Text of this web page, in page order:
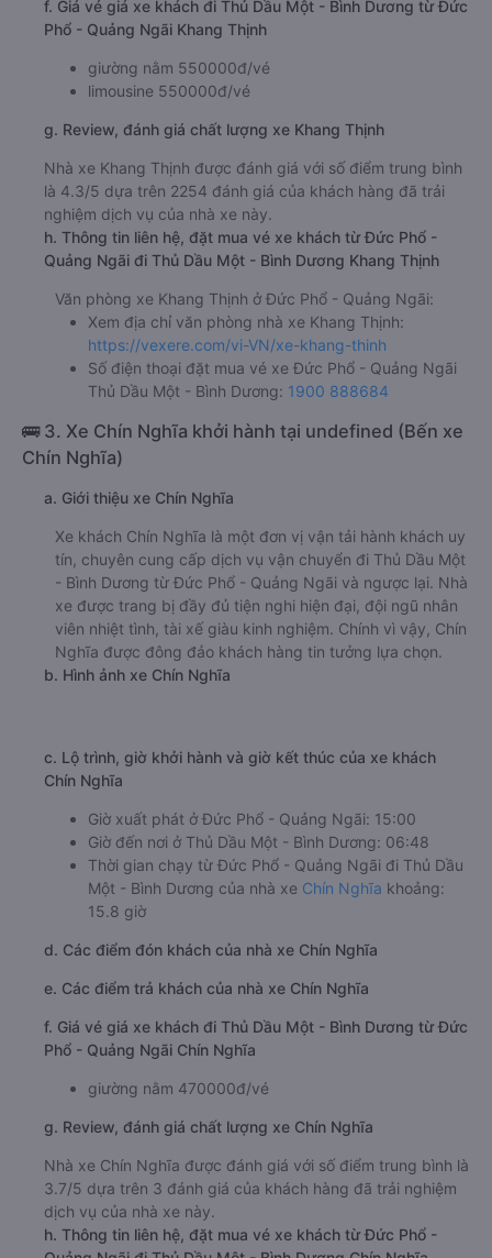
f. Giá vé giá xe khách đi Thủ Dầu Một - Bình Dương từ Đức
Phổ - Quảng Ngãi Khang Thịnh
giường nằm 550000đ/vé
limousine 550000đ/vé
g. Review, đánh giá chất lượng xe Khang Thịnh
Nhà xe Khang Thịnh được đánh giá với số điểm trung bình
là 4.3/5 dựa trên 2254 đánh giá của khách hàng đã trải
nghiệm dịch vụ của nhà xe này.
h. Thông tin liên hệ, đặt mua vé xe khách từ Đức Phổ -
Quảng Ngãi đi Thủ Dầu Một - Bình Dương Khang Thịnh
Văn phòng xe Khang Thịnh ở Đức Phổ - Quảng Ngãi:
Xem địa chỉ văn phòng nhà xe Khang Thịnh:
https://vexere.com/vi-VN/xe-khang-thinh
Số điện thoại đặt mua vé xe Đức Phổ - Quảng Ngãi
Thủ Dầu Một - Bình Dương: 1900 888684
🚌 3. Xe Chín Nghĩa khởi hành tại undefined (Bến xe
Chín Nghĩa)
a. Giới thiệu xe Chín Nghĩa
Xe khách Chín Nghĩa là một đơn vị vận tải hành khách uy
tín, chuyên cung cấp dịch vụ vận chuyển đi Thủ Dầu Một
- Bình Dương từ Đức Phổ - Quảng Ngãi và ngược lại. Nhà
xe được trang bị đầy đủ tiện nghi hiện đại, đội ngũ nhân
viên nhiệt tình, tài xế giàu kinh nghiệm. Chính vì vậy, Chín
Nghĩa được đông đảo khách hàng tin tưởng lựa chọn.
b. Hình ảnh xe Chín Nghĩa
c. Lộ trình, giờ khởi hành và giờ kết thúc của xe khách
Chín Nghĩa
Giờ xuất phát ở Đức Phổ - Quảng Ngãi: 15:00
Giờ đến nơi ở Thủ Dầu Một - Bình Dương: 06:48
Thời gian chạy từ Đức Phổ - Quảng Ngãi đi Thủ Dầu
Một - Bình Dương của nhà xe Chín Nghĩa khoảng:
15.8 giờ
d. Các điểm đón khách của nhà xe Chín Nghĩa
e. Các điểm trả khách của nhà xe Chín Nghĩa
f. Giá vé giá xe khách đi Thủ Dầu Một - Bình Dương từ Đức
Phổ - Quảng Ngãi Chín Nghĩa
giường nằm 470000đ/vé
g. Review, đánh giá chất lượng xe Chín Nghĩa
Nhà xe Chín Nghĩa được đánh giá với số điểm trung bình là
3.7/5 dựa trên 3 đánh giá của khách hàng đã trải nghiệm
dịch vụ của nhà xe này.
h. Thông tin liên hệ, đặt mua vé xe khách từ Đức Phổ -